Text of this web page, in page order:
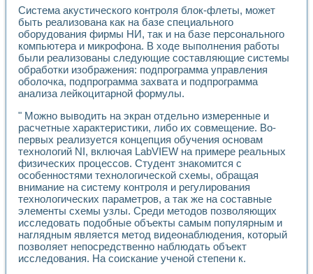
Разработка программного обеспечения с
Использование технологий NATIONAL INSTRUMENTS
Оборудование для промышленной термотрансферной
Автоматизация реометрических исследований на базе
Применение измерителя иммитанса для исследова¬ния
Исследование электромагнитных переходных процессов
Стенд для исследования электрических переходных
Автоматизация контроля сварных швов на базе
Измерительный контроль с применением
Моделирование надежности и эффективности систем
Лабораторные практикумы и учебные стенды
Автоматизация лабораторного стенда по измерению
Автоматизированные лабораторные комплексы для
Виртуальный прибор для исследования нелинейных
Использование виртуальных приборов в процесе
Использование программ ELECTRONICS WORKBENCH-
Лабораторный практикум по дисциплине «Цифровые
Лабораторный практикум по ИНС на основе LabVIEW
Лабораторный практикум по основам теории коммутации
Опыт использования NI LabVIEW для создания
Система акустического контроля блок-флеты, может
быть реализована как на базе специального
оборудования фирмы НИ, так и на базе персонального
компьютера и микрофона. В ходе выполнения работы
были реализованы следующие составляющие системы
обработки изображения: подпрограмма управления
оболочка, подпрограмма захвата и подпрограмма
анализа лейкоцитарной формулы.
" Можно выводить на экран отдельно измеренные и
расчетные характеристики, либо их совмещение. Во-
первых реализуется концепция обучения основам
технологий NI, включая LabVIEW на примере реальных
физических процессов. Студент знакомится с
особенностями технологической схемы, обращая
внимание на систему контроля и регулирования
технологических параметров, а так же на составные
элементы схемы узлы. Среди методов позволяющих
исследовать подобные объекты самым популярным и
наглядным является метод видеонаблюдения, который
позволяет непосредственно наблюдать объект
исследования. На соискание ученой степени к.